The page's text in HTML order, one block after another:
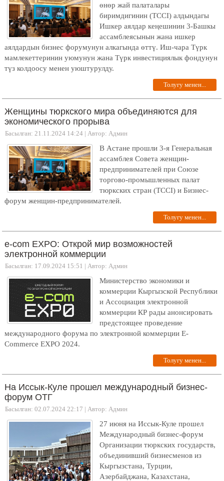
өнөр жай палаталары
биримдигинин (TCCI) алдындагы
Ишкер аялдар кеңешинин 3-Башкы
ассамблеясынын жана ишкер
аялдардын бизнес форумунун алкагында өттү. Иш-чара Түрк
мамлекеттеринин уюмунун жана Түрк инвестициялык фондунун
түз колдоосу менен уюштурулду.
Толугу менен...
Женщины тюркского мира объединяются для
экономического прорыва
Басылган: 21.11.2024 14:24 | Автор: Админ
В Астане прошли 3-я Генеральная
ассамблея Совета женщин-
предпринимателей при Союзе
торгово-промышленных палат
тюркских стран (TCCI) и Бизнес-
форум женщин-предпринимателей.
Толугу менен...
e-com EXPO: Открой мир возможностей
электронной коммерции
Басылган: 17.09.2024 15:51 | Автор: Админ
Министерство экономики и
коммерции Кыргызской Республики
и Ассоциация электронной
коммерции КР рады анонсировать
предстоящее проведение
международного форума по электронной коммерции E-
Commerce EXPO 2024.
Толугу менен...
На Иссык-Куле прошел международный бизнес-
форум ОТГ
Басылган: 02.07.2024 22:17 | Автор: Админ
27 июня на Иссык-Куле прошел
Международный бизнес-форум
Организации тюркских государств,
объединивший бизнесменов из
Кыргызстана, Турции,
Азербайджана, Казахстана,